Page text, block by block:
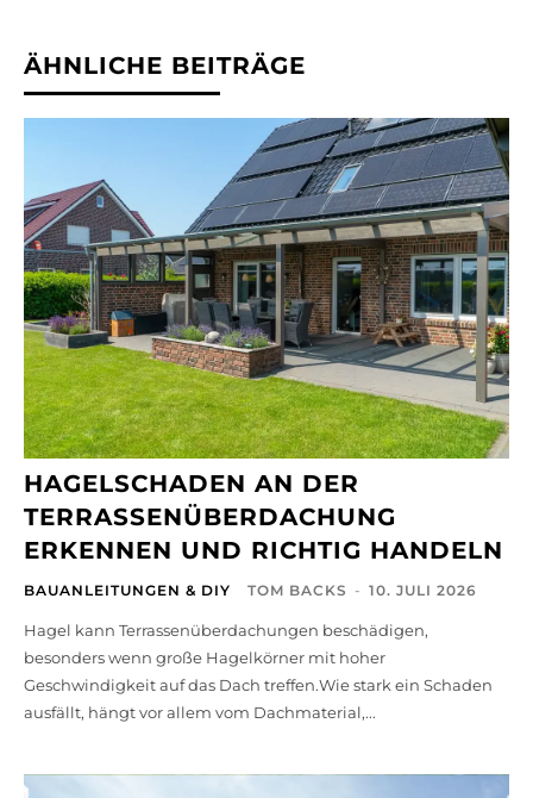
ÄHNLICHE BEITRÄGE
HAGELSCHADEN AN DER
TERRASSENÜBERDACHUNG
ERKENNEN UND RICHTIG HANDELN
BAUANLEITUNGEN & DIY TOM BACKS - 10. JULI 2026
Hagel kann Terrassenüberdachungen beschädigen,
besonders wenn große Hagelkörner mit hoher
Geschwindigkeit auf das Dach treffen.Wie stark ein Schaden
ausfällt, hängt vor allem vom Dachmaterial,...